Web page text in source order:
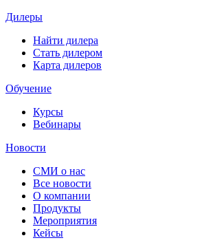
Дилеры
Найти дилера
Cтать дилером
Карта дилеров
Обучение
Курсы
Вебинары
Новости
СМИ о нас
Все новости
О компании
Продукты
Мероприятия
Кейсы